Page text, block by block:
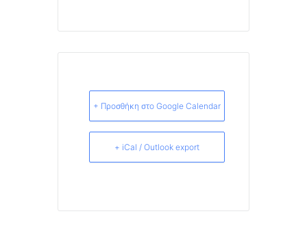
+ Προσθήκη στο Google Calendar
+ iCal / Outlook export